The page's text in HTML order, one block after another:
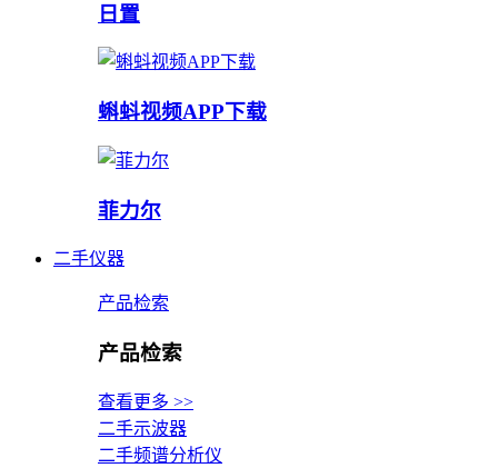
日置
蝌蚪视频APP下载
菲力尔
二手仪器
产品检索
产品检索
查看更多 >>
二手示波器
二手频谱分析仪